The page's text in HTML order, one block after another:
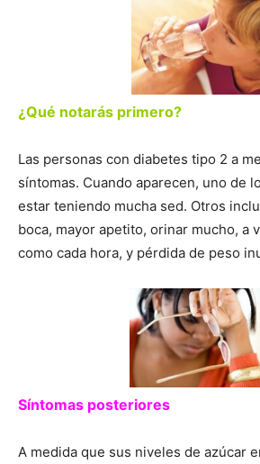
¿Qué notarás primero?
Las personas con diabetes tipo 2 a
síntomas. Cuando aparecen, uno de
estar teniendo mucha sed. Otros
boca, mayor apetito, orinar mucho, a
como cada hora, y pérdida de peso
Síntomas posteriores
A medida que sus niveles de azúcar